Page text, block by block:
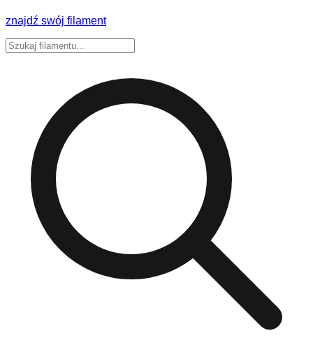
znajdź swój filament